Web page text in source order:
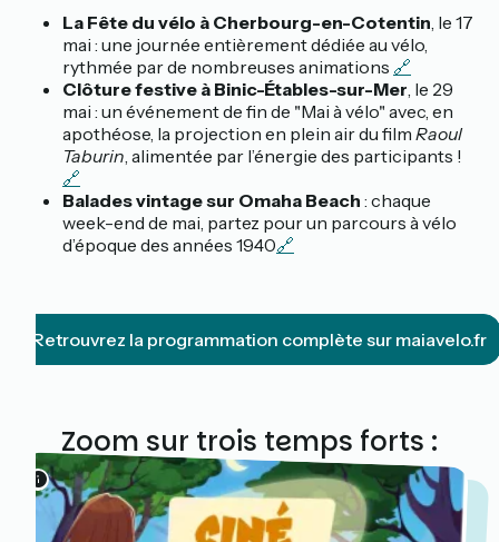
La Fête du vélo à Cherbourg-en-Cotentin
, le 17
mai : une journée entièrement dédiée au vélo,
rythmée par de nombreuses animations 🔗
Clôture festive à Binic-Étables-sur-Mer, le 29
mai : un événement de fin de "Mai à vélo" avec, en
apothéose, la projection en plein air du filmRaoul
Taburin, alimentée par l’énergie des participants !
🔗
Balades vintage sur Omaha Beach
: chaque
week-end de mai, partez pour un parcours à vélo
d’époque des années 1940🔗
Retrouvrez la programmation complète sur maiavelo.fr
Zoom sur trois temps forts :